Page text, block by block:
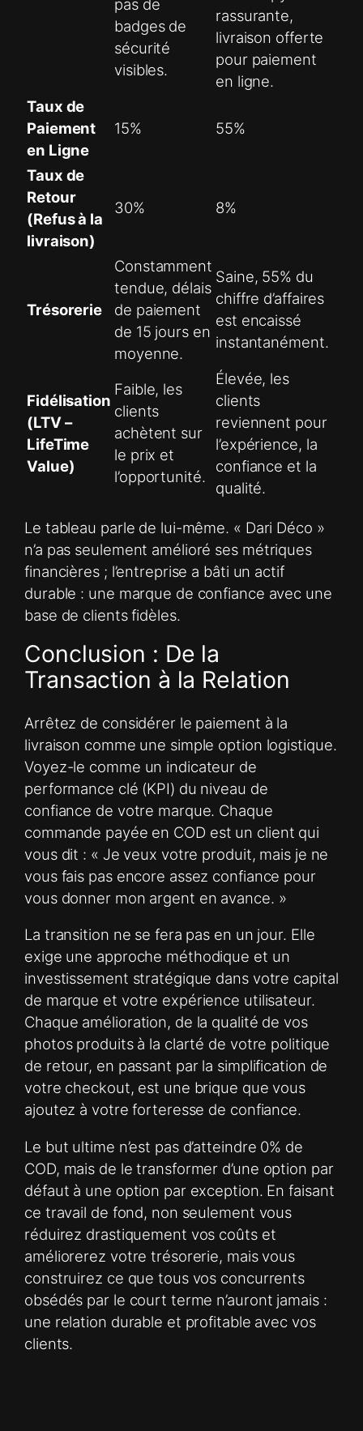
pas de
badges de
sécurité
visibles.
rassurante,
livraison offerte
pour paiement
en ligne.
Taux de
Paiement
en Ligne
15% 55%
Taux de
Retour
(Refus à la
livraison)
30% 8%
Trésorerie
Constamment
tendue, délais
de paiement
de 15 jours en
moyenne.
Saine, 55% du
chiffre d’affaires
est encaissé
instantanément.
Fidélisation
(LTV –
LifeTime
Value)
Faible, les
clients
achètent sur
le prix et
l’opportunité.
Élevée, les
clients
reviennent pour
l’expérience, la
confiance et la
qualité.
Le tableau parle de lui-même. « Dari Déco »
n’a pas seulement amélioré ses métriques
financières ; l’entreprise a bâti un actif
durable : une marque de confiance avec une
base de clients fidèles.
Conclusion : De la
Transaction à la Relation
Arrêtez de considérer le paiement à la
livraison comme une simple option logistique.
Voyez-le comme un indicateur de
performance clé (KPI) du niveau de
confiance de votre marque. Chaque
commande payée en COD est un client qui
vous dit : « Je veux votre produit, mais je ne
vous fais pas encore assez confiance pour
vous donner mon argent en avance. »
La transition ne se fera pas en un jour. Elle
exige une approche méthodique et un
investissement stratégique dans votre capital
de marque et votre expérience utilisateur.
Chaque amélioration, de la qualité de vos
photos produits à la clarté de votre politique
de retour, en passant par la simplification de
votre checkout, est une brique que vous
ajoutez à votre forteresse de confiance.
Le but ultime n’est pas d’atteindre 0% de
COD, mais de le transformer d’une option par
défaut à une option par exception. En faisant
ce travail de fond, non seulement vous
réduirez drastiquement vos coûts et
améliorerez votre trésorerie, mais vous
construirez ce que tous vos concurrents
obsédés par le court terme n’auront jamais :
une relation durable et profitable avec vos
clients.